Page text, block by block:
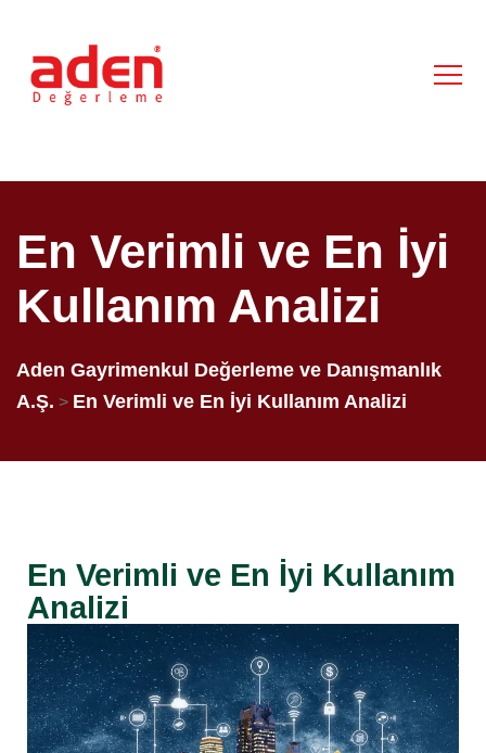
En Verimli ve En İyi
Kullanım Analizi
Aden Gayrimenkul Değerleme ve Danışmanlık
A.Ş. > En Verimli ve En İyi Kullanım Analizi
En Verimli ve En İyi Kullanım
Analizi